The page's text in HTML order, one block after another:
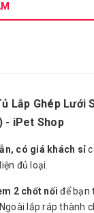
Lắp Ghép Lưới
- iPet Shop
có giá khách sỉ
đủ loại.
2 chốt nối để bạn
lắp ráp thành